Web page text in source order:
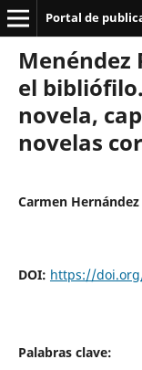
Portal de
Menéndez
el
novela,
novelas
Carmen
DOI: https://
Palabras clave: